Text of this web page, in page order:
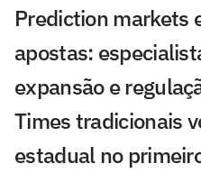
Prediction markets
apostas:
expansão e
Times tradicionais
estadual no